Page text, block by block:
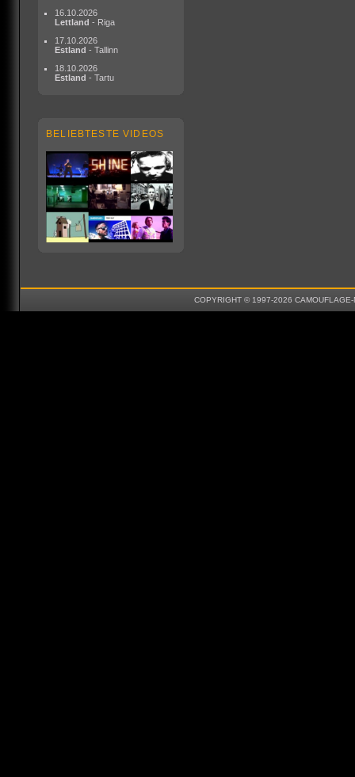
16.10.2026
Lettland - Riga
17.10.2026
Estland - Tallinn
18.10.2026
Estland - Tartu
BELIEBTESTE VIDEOS
COPYRIGHT © 1997-2026 CAMOUFLAGE-